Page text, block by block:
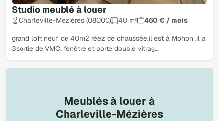
Studio meublé à louer
Charleville-Mézières (08000) 40 m² 460 € / mois
grand loft neuf de 40m2 réez de chaussée.il est à Mohon .il a
3sortie de VMC. fenêtre et porte double vitrag…
Meublés à louer à
Charleville-Mézières